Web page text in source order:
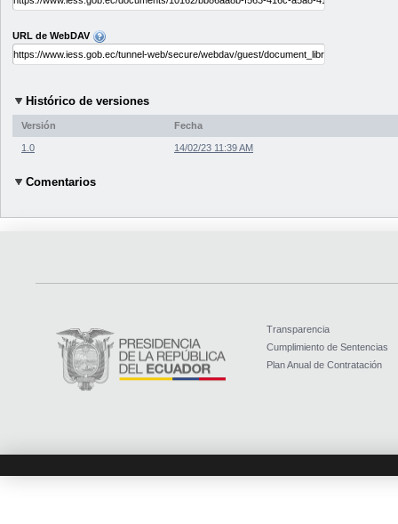
URL de WebDAV
Histórico de versiones
Versión Fecha
1.0 14/02/23 11:39 AM
Comentarios
Transparencia
Cumplimiento de Sentencias
Plan Anual de Contratación